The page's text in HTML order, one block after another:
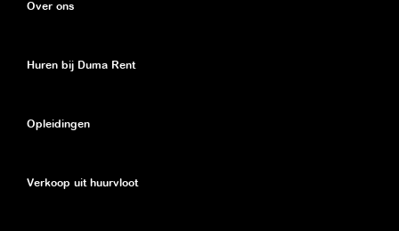
Over ons
Huren bij Duma Rent
Opleidingen
Verkoop uit huurvloot